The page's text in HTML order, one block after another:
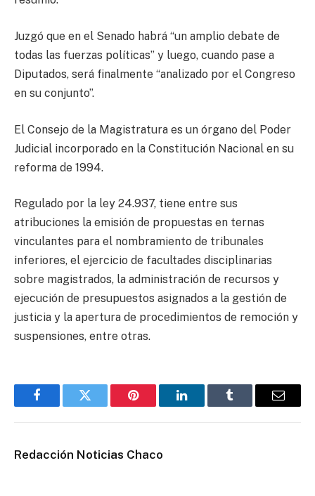
Juzgó que en el Senado habrá “un amplio debate de
todas las fuerzas políticas” y luego, cuando pase a
Diputados, será finalmente “analizado por el Congreso
en su conjunto”.
El Consejo de la Magistratura es un órgano del Poder
Judicial incorporado en la Constitución Nacional en su
reforma de 1994.
Regulado por la ley 24.937, tiene entre sus
atribuciones la emisión de propuestas en ternas
vinculantes para el nombramiento de tribunales
inferiores, el ejercicio de facultades disciplinarias
sobre magistrados, la administración de recursos y
ejecución de presupuestos asignados a la gestión de
justicia y la apertura de procedimientos de remoción y
suspensiones, entre otras.
FacebookTwitter Pinterest LinkedInTumblr Email
Redacción Noticias Chaco